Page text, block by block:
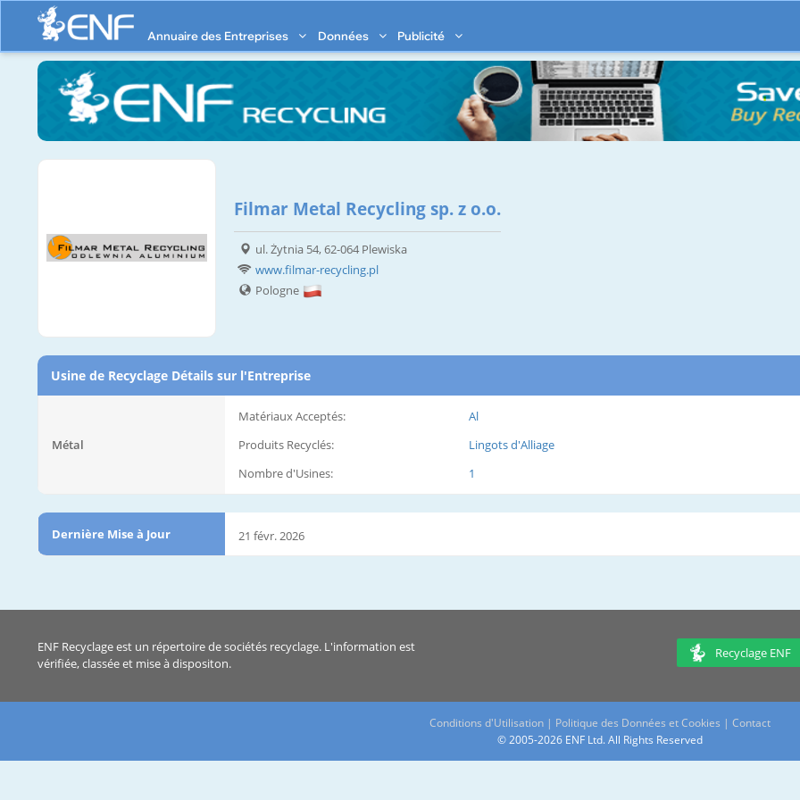
Annuaire des Entreprises Données Publicité
Filmar Metal Recycling sp. z o.o.
ul. Żytnia 54, 62-064 Plewiska
www.filmar-recycling.pl
Pologne
Usine de Recyclage Détails sur l'Entreprise
Métal
Matériaux Acceptés:
Al
Produits Recyclés:
Lingots d'Alliage
Nombre d'Usines:
1
Dernière Mise à Jour 21 févr. 2026
ENF Recyclage est un répertoire de sociétés recyclage. L'information est
vérifiée, classée et mise à dispositon.
Recyclage ENF
Conditions d'Utilisation | Politique des Données et Cookies | Contact
© 2005-2026 ENF Ltd. All Rights Reserved